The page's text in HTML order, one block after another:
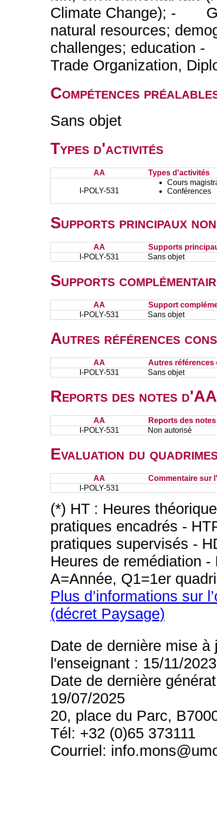
Climate Change); -
natural resources;
challenges; education
Trade Organization,
Compétences
Sans objet
Types d'activités
AA Types d'activités
I-POLY-531
Cours
Conférences
Supports principaux
AA
Supports
I-POLY-531
Sans objet
Supports
AA
Support
I-POLY-531
Sans objet
Autres références
AA
Autres références
I-POLY-531
Sans objet
Reports des notes
AA
Reports des
I-POLY-531
Non autorisé
Evaluation du
AA
Commentaire sur
I-POLY-531
(*) HT : Heures
pratiques encadrés -
pratiques supervisés -
Heures de remédiation
A=Année, Q1=1er
Plus d’informations sur
(décret Paysage)
Date de dernière mise
l'enseignant : 15/11/2023
Date de dernière
19/07/2025
20, place du Parc,
Tél: +32 (0)65 373111
Courriel: